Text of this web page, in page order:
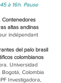
à 16h. Pause
Contenedores
altas andinas
indépendant
del palo brasil
colombianos
Universidad
Bogotá, Colombia
Investigadora,